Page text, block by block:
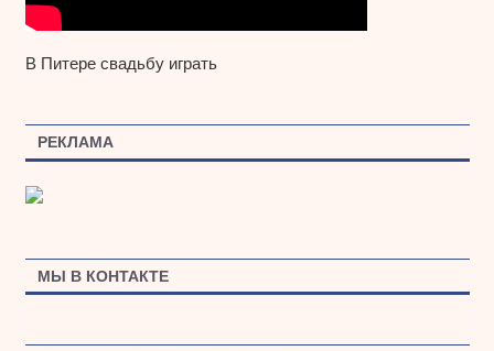
В Питере свадьбу играть
РЕКЛАМА
МЫ В КОНТАКТЕ